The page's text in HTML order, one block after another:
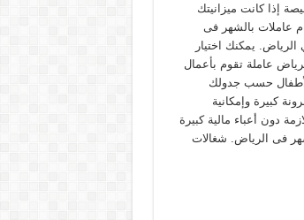
إذا كانت ميزانيتك
عاملات بالشهر فى
الرياض. يمكنك اختيار
عاملة تقوم بأعمال
حسب جدولك
كبيرة وإمكانية
دون أعباء مالية كبيرة
فى الرياض. شغالات